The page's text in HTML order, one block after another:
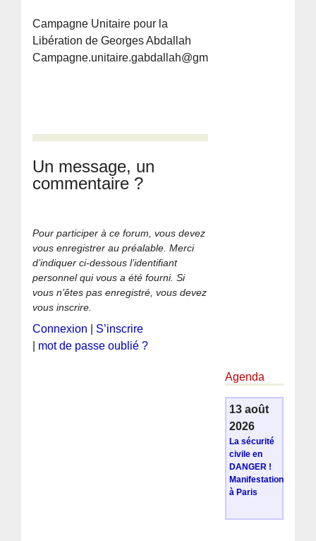
Campagne Unitaire pour la
Libération de Georges Abdallah
Campagne.unitaire.gabdallah@gmail.com
Un message, un
commentaire ?
Pour participer à ce forum, vous devez
vous enregistrer au préalable. Merci
d’indiquer ci-dessous l’identifiant
personnel qui vous a été fourni. Si
vous n’êtes pas enregistré, vous devez
vous inscrire.
Connexion
S’inscrire
mot de passe oublié ?
Agenda
13 août
2026
La sécurité
civile en
DANGER !
Manifestation
à Paris